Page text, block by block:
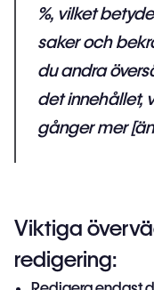
%, vilket
saker och
du andra
det innehållet,
gånger mer
Viktiga
redigering: